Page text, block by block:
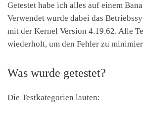
Getestet habe ich alles auf einem
Verwendet wurde dabei das
mit der Kernel Version 4.19.62. Alle
wiederholt, um den Fehler zu
Was wurde getestet?
Die Testkategorien lauten: